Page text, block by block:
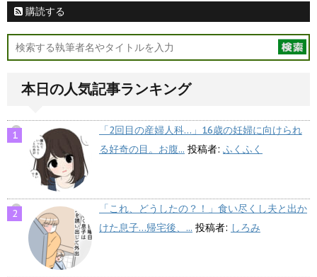
購読する
本日の人気記事ランキング
「2回目の産婦人科…」16歳の妊婦に向けられ
る好奇の目。お腹... 投稿者: ふくふく
「これ、どうしたの？！」食い尽くし夫と出か
けた息子…帰宅後、... 投稿者: しろみ